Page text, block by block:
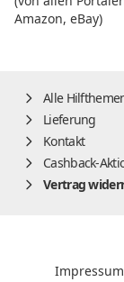
Amazon, eBay)
Alle
Lieferung
Kontakt
Cashback-
Vertrag
Impressum